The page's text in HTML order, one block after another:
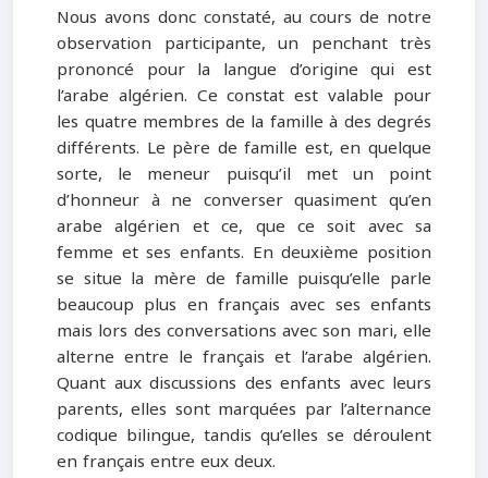
Nous avons donc constaté, au cours de notre
observation participante, un penchant très
prononcé pour la langue d’origine qui est
l’arabe algérien. Ce constat est valable pour
les quatre membres de la famille à des degrés
différents. Le père de famille est, en quelque
sorte, le meneur puisqu’il met un point
d’honneur à ne converser quasiment qu’en
arabe algérien et ce, que ce soit avec sa
femme et ses enfants. En deuxième position
se situe la mère de famille puisqu’elle parle
beaucoup plus en français avec ses enfants
mais lors des conversations avec son mari, elle
alterne entre le français et l’arabe algérien.
Quant aux discussions des enfants avec leurs
parents, elles sont marquées par l’alternance
codique bilingue, tandis qu’elles se déroulent
en français entre eux deux.